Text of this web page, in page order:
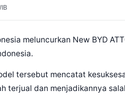
meluncurkan New BYD
tersebut mencatat
terjual dan menjadikannya